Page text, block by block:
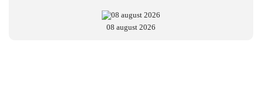
08 august 2026